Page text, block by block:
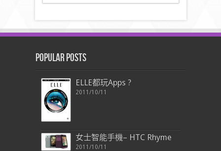
Popular Posts
ELLE都玩Apps ?
2011/10/11
女士智能手機– HTC Rhyme
2011/10/11